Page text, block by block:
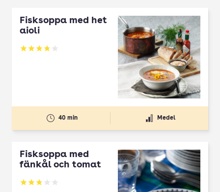
Fisksoppa med het
aioli
Betyg: 3.83 av 5
40 min Medel
Fisksoppa med
fänkål och tomat
Betyg: 2.8 av 5